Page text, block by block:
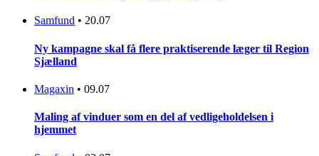
Samfund • 20.07
Ny kampagne skal få flere praktiserende læger til Region
Sjælland
Magaxin • 09.07
Maling af vinduer som en del af vedligeholdelsen i
hjemmet